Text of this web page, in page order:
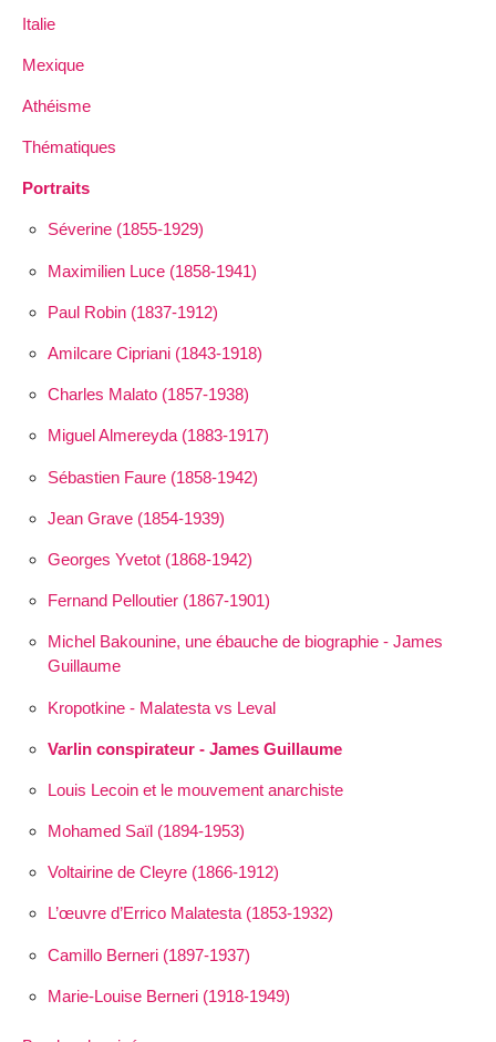
Italie
Mexique
Athéisme
Thématiques
Portraits
Séverine (1855-1929)
Maximilien Luce (1858-1941)
Paul Robin (1837-1912)
Amilcare Cipriani (1843-1918)
Charles Malato (1857-1938)
Miguel Almereyda (1883-1917)
Sébastien Faure (1858-1942)
Jean Grave (1854-1939)
Georges Yvetot (1868-1942)
Fernand Pelloutier (1867-1901)
Michel Bakounine, une ébauche de biographie - James
Guillaume
Kropotkine - Malatesta vs Leval
Varlin conspirateur - James Guillaume
Louis Lecoin et le mouvement anarchiste
Mohamed Saïl (1894-1953)
Voltairine de Cleyre (1866-1912)
L’œuvre d’Errico Malatesta (1853-1932)
Camillo Berneri (1897-1937)
Marie-Louise Berneri (1918-1949)